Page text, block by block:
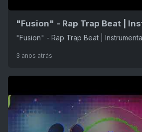
"Fusion" - Rap Trap Beat |
"Fusion" - Rap Trap Beat |
3 anos atrás